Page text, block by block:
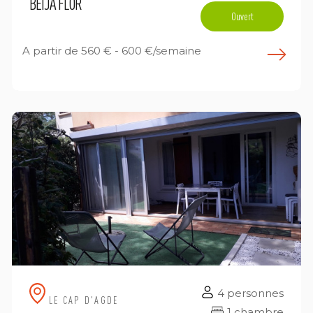
savoir plus
Ouvert
A partir de 560 € - 600 €/semaine
LE CAP D'AGDE
4 personnes